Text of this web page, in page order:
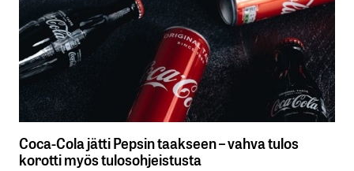
Coca-Cola jätti Pepsin taakseen – vahva tulos
korotti myös tulosohjeistusta